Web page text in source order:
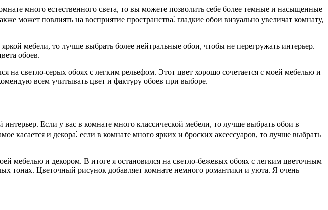
много естественного света, то вы можете позволить себе более темные и насыщенные
может повлиять на восприятие пространства⁚ гладкие обои визуально увеличат комнату,
мебели, то лучше выбрать более нейтральные обои, чтобы не перегружать интерьер.
обоев.
на светло-серых обоях с легким рельефом. Этот цвет хорошо сочетается с моей мебелью и
всем учитывать цвет и фактуру обоев при выборе.
Если у вас в комнате много классической мебели, то лучше выбрать обои в
касается и декора⁚ если в комнате много ярких и броских аксессуаров, то лучше выбрать
мебелью и декором. В итоге я остановился на светло-бежевых обоях с легким цветочным
тонах. Цветочный рисунок добавляет комнате немного романтики и уюта. Я очень